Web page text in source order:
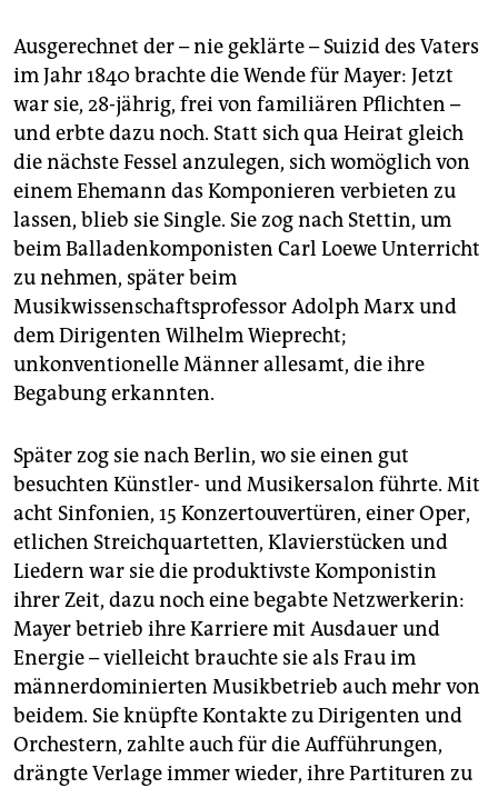
Ausgerechnet der – nie geklärte – Suizid des Vaters
im Jahr 1840 brachte die Wende für Mayer: Jetzt
war sie, 28-jährig, frei von familiären Pflichten –
und erbte dazu noch. Statt sich qua Heirat gleich
die nächste Fessel anzulegen, sich womöglich von
einem Ehemann das Komponieren verbieten zu
lassen, blieb sie Single. Sie zog nach Stettin, um
beim Balladenkomponisten Carl Loewe Unterricht
zu nehmen, später beim
Musikwissenschaftsprofessor Adolph Marx und
dem Dirigenten Wilhelm Wieprecht;
unkonventionelle Männer allesamt, die ihre
Begabung erkannten.
Später zog sie nach Berlin, wo sie einen gut
besuchten Künstler- und Musikersalon führte. Mit
acht Sinfonien, 15 Konzertouvertüren, einer Oper,
etlichen Streichquartetten, Klavierstücken und
Liedern war sie die produktivste Komponistin
ihrer Zeit, dazu noch eine begabte Netzwerkerin:
Mayer betrieb ihre Karriere mit Ausdauer und
Energie – vielleicht brauchte sie als Frau im
männerdominierten Musikbetrieb auch mehr von
beidem. Sie knüpfte Kontakte zu Dirigenten und
Orchestern, zahlte auch für die Aufführungen,
drängte Verlage immer wieder, ihre Partituren zu